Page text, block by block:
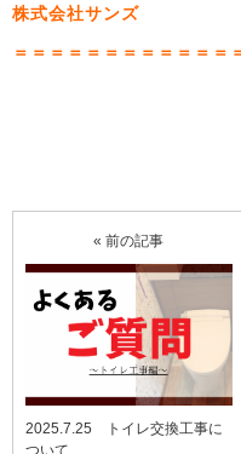
株式会社サンズ
＝＝＝＝＝＝＝＝＝＝＝＝
« 前の記事
2025.7.25 トイレ交換工事に